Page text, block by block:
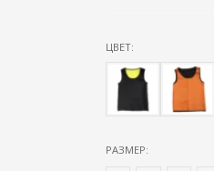
ЦВЕТ:
РАЗМЕР: